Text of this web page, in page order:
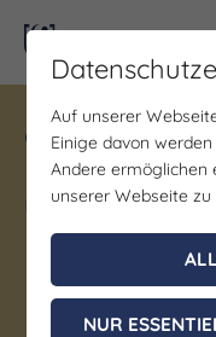
Gewinne ein
Unstrut!
möglich.
Auf unserer
Einige davon
Andere ermöglichen
unserer Webseite zu
NUR